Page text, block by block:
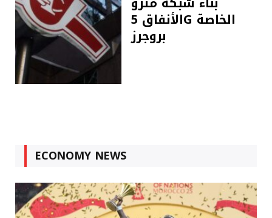
الأنفاق 5G الخاصة
بروجرز
ECONOMY NEWS